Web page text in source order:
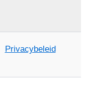
Privacybeleid